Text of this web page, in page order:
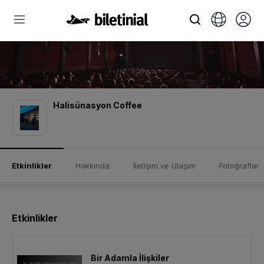
Halisünasyon Coffee
Etkinlikler Hakkında İletişim ve Ulaşım Fotoğraflar
Etkinlikler
Bir Adamla İlişkiler